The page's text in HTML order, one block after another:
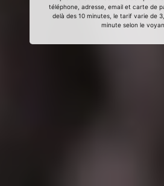
téléphone, adresse, email et carte de
delà des 10 minutes, le tarif varie de
minute selon le